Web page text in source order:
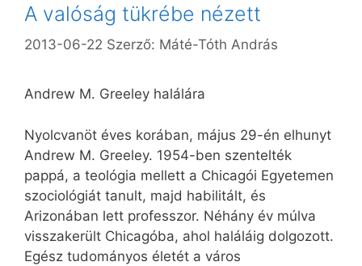
A valóság tükrébe nézett
2013-06-22 Szerző: Máté-Tóth András
Andrew M. Greeley halálára
Nyolcvanöt éves korában, május 29-én elhunyt
Andrew M. Greeley. 1954-ben szentelték
pappá, a teológia mellett a Chicagói Egyetemen
szociológiát tanult, majd habilitált, és
Arizonában lett professzor. Néhány év múlva
visszakerült Chicagóba, ahol haláláig dolgozott.
Egész tudományos életét a város